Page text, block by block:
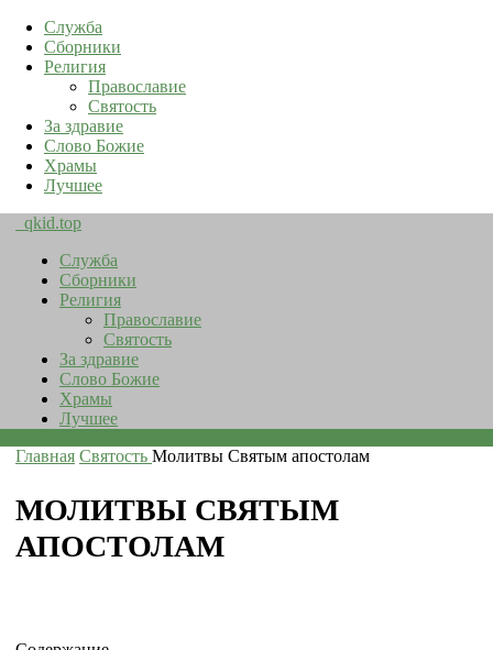
Служба
Сборники
Религия
Православие
Святость
За здравие
Слово Божие
Храмы
Лучшее
qkid.top
Служба
Сборники
Религия
Православие
Святость
За здравие
Слово Божие
Храмы
Лучшее
Главная Святость Молитвы Святым апостолам
МОЛИТВЫ СВЯТЫМ
АПОСТОЛАМ